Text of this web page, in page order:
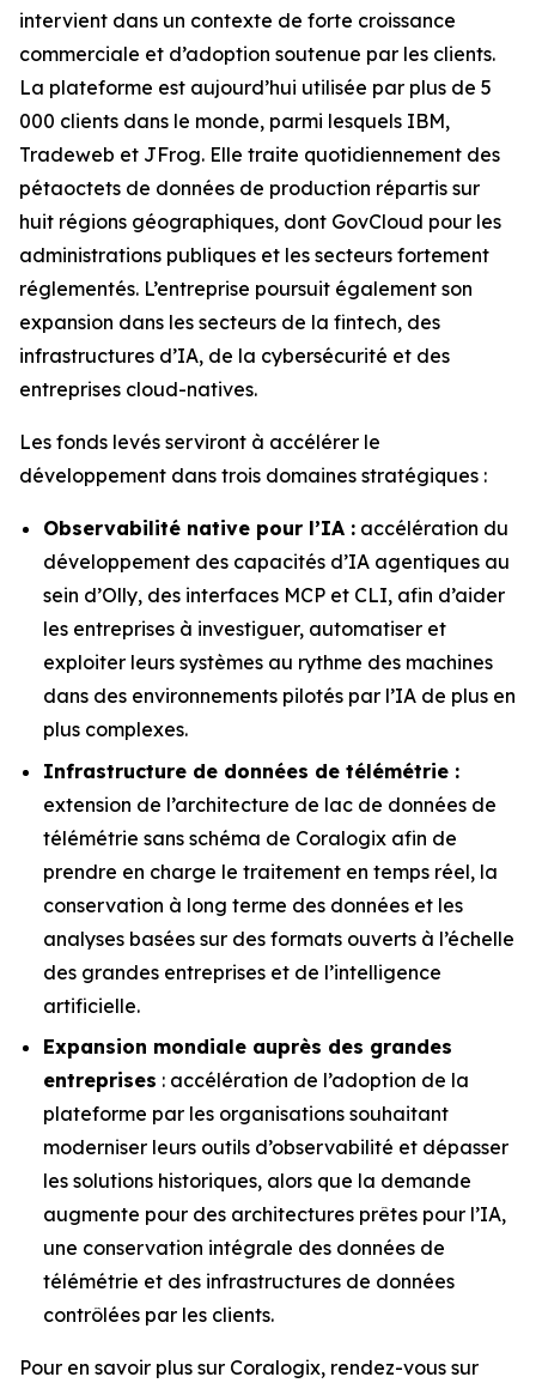
intervient dans un contexte de forte croissance
commerciale et d’adoption soutenue par les clients.
La plateforme est aujourd’hui utilisée par plus de 5
000 clients dans le monde, parmi lesquels IBM,
Tradeweb et JFrog. Elle traite quotidiennement des
pétaoctets de données de production répartis sur
huit régions géographiques, dont GovCloud pour les
administrations publiques et les secteurs fortement
réglementés. L’entreprise poursuit également son
expansion dans les secteurs de la fintech, des
infrastructures d’IA, de la cybersécurité et des
entreprises cloud-natives.
Les fonds levés serviront à accélérer le
développement dans trois domaines stratégiques :
Observabilité native pour l’IA : accélération du
développement des capacités d’IA agentiques au
sein d’Olly, des interfaces MCP et CLI, afin d’aider
les entreprises à investiguer, automatiser et
exploiter leurs systèmes au rythme des machines
dans des environnements pilotés par l’IA de plus en
plus complexes.
Infrastructure de données de télémétrie :
extension de l’architecture de lac de données de
télémétrie sans schéma de Coralogix afin de
prendre en charge le traitement en temps réel, la
conservation à long terme des données et les
analyses basées sur des formats ouverts à l’échelle
des grandes entreprises et de l’intelligence
artificielle.
Expansion mondiale auprès des grandes
entreprises : accélération de l’adoption de la
plateforme par les organisations souhaitant
moderniser leurs outils d’observabilité et dépasser
les solutions historiques, alors que la demande
augmente pour des architectures prêtes pour l’IA,
une conservation intégrale des données de
télémétrie et des infrastructures de données
contrôlées par les clients.
Pour en savoir plus sur Coralogix, rendez-vous sur